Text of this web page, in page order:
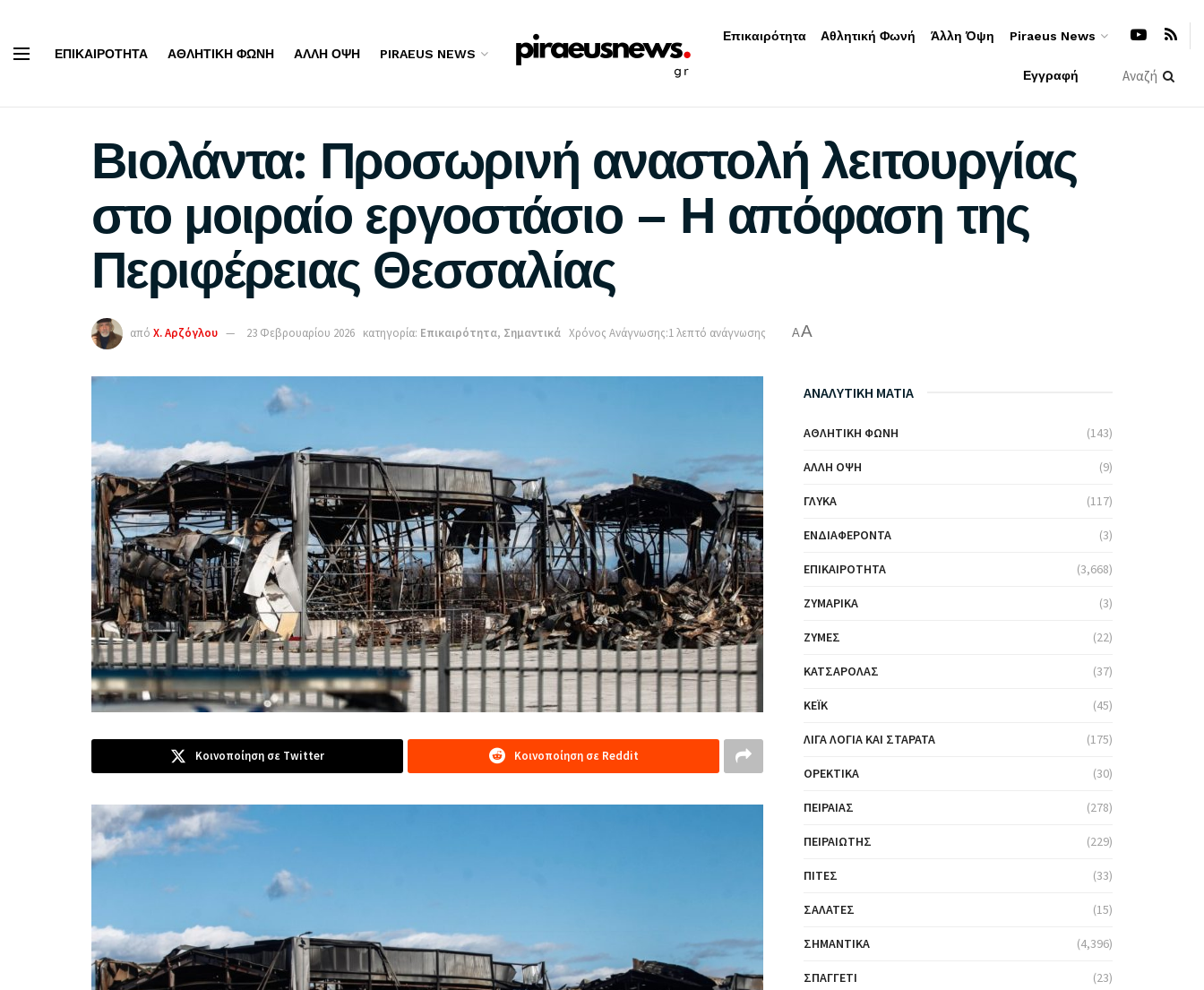
ΕΠΙΚΑΙΡΌΤΗΤΑ ΑΘΛΗΤΙΚΉ ΦΩΝΉ ΆΛΛΗ ΌΨΗ PIRAEUS NEWS
Επικαιρότητα Αθλητική Φωνή Άλλη Όψη Piraeus News
Εγγραφή
Βιολάντα: Προσωρινή αναστολή λειτουργίας
στο μοιραίο εργοστάσιο – Η απόφαση της
Περιφέρειας Θεσσαλίας
από Χ. Αρζόγλου 23 Φεβρουαρίου 2026 κατηγορία: Επικαιρότητα, Σημαντικά Χρόνος Ανάγνωσης:1 λεπτό ανάγνωσης AA
Κοινοποίηση σε Twitter Κοινοποίηση σε Reddit
ΑΝΑΛΥΤΙΚΗ ΜΑΤΙΑ
ΑΘΛΗΤΙΚΉ ΦΩΝΉ (143)
ΆΛΛΗ ΌΨΗ (9)
ΓΛΥΚΆ (117)
ΕΝΔΙΑΦΈΡΟΝΤΑ (3)
ΕΠΙΚΑΙΡΌΤΗΤΑ (3,668)
ΖΥΜΑΡΙΚΆ (3)
ΖΎΜΕΣ (22)
ΚΑΤΣΑΡΌΛΑΣ (37)
ΚΈΙΚ (45)
ΛΊΓΑ ΛΌΓΙΑ ΚΑΙ ΣΤΑΡΆΤΑ (175)
ΟΡΕΚΤΙΚΆ (30)
ΠΕΙΡΑΙΆΣ (278)
ΠΕΙΡΑΙΏΤΗΣ (229)
ΠΊΤΕΣ (33)
ΣΑΛΆΤΕΣ (15)
ΣΗΜΑΝΤΙΚΆ (4,396)
ΣΠΑΓΓΈΤΙ (23)